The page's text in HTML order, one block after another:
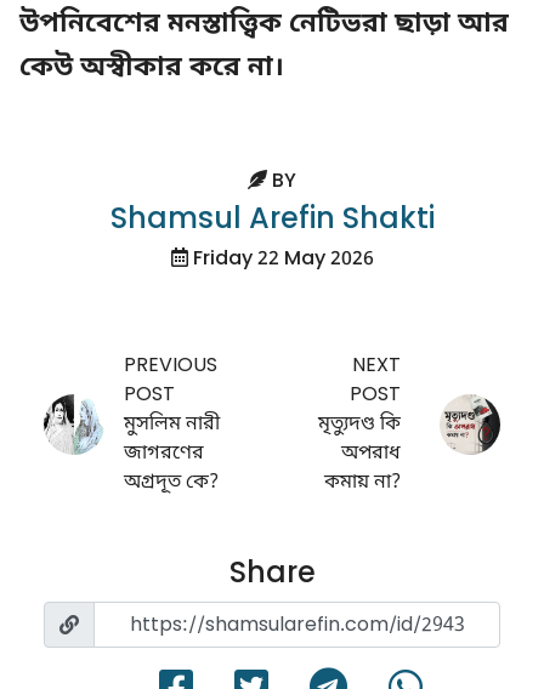
উপনিবেশের মনস্তাত্ত্বিক নেটিভরা ছাড়া আর
কেউ অস্বীকার করে না।
BY
Shamsul Arefin Shakti
Friday 22 May 2026
PREVIOUS
POST
মুসলিম নারী
জাগরণের
অগ্রদূত কে?
NEXT
POST
মৃত্যুদণ্ড কি
অপরাধ
কমায় না?
Share